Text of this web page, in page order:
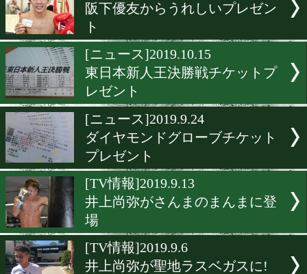
全日本新人王決定戦チケッ
レゼント
[テレビ欄]2019.11.6
プロフェッショナル仕事の
「モンスターの素顔」
[ニュース]2019.10.23
阪下優友からうれしいプレ
ト
[ニュース]2019.10.15